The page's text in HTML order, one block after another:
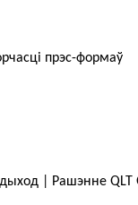
прэс-формаў
| Рашэнне QLT